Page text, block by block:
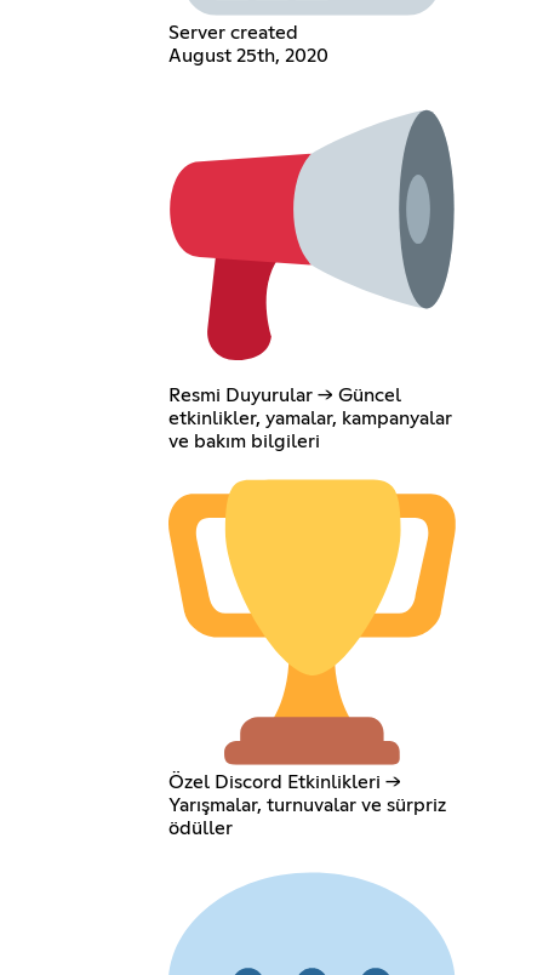
Server created
August 25th, 2020
Resmi Duyurular → Güncel
etkinlikler, yamalar, kampanyalar
ve bakım bilgileri
Özel Discord Etkinlikleri →
Yarışmalar, turnuvalar ve sürpriz
ödüller